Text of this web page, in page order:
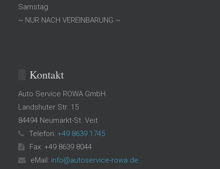
Samstag
~ NUR NACH VEREINBARUNG ~
Kontakt
Auto Service ROWA GmbH
Landshuter Str. 15
84494 Neumarkt-St. Veit
Telefon: +49 8639 1745
Fax: +49 8639 8044
eMail: info@autoservice-rowa.de